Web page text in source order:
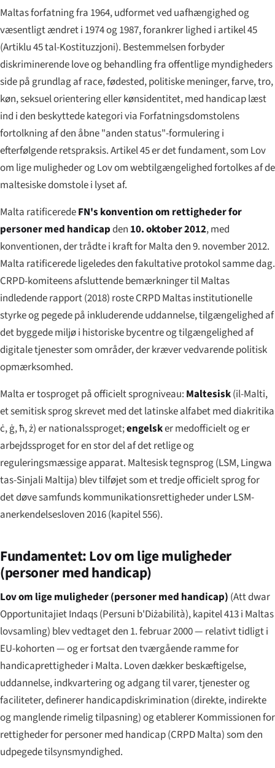
Maltas forfatning fra 1964, udformet ved uafhængighed og
væsentligt ændret i 1974 og 1987, forankrer lighed i artikel 45
(Artiklu 45 tal-Kostituzzjoni). Bestemmelsen forbyder
diskriminerende love og behandling fra offentlige myndigheders
side på grundlag af race, fødested, politiske meninger, farve, tro,
køn, seksuel orientering eller kønsidentitet, med handicap læst
ind i den beskyttede kategori via Forfatningsdomstolens
fortolkning af den åbne "anden status"-formulering i
efterfølgende retspraksis. Artikel 45 er det fundament, som Lov
om lige muligheder og Lov om webtilgængelighed fortolkes af de
maltesiske domstole i lyset af.
Malta ratificeredeFN's konvention om rettigheder for
personer med handicapden 10. oktober 2012, med
konventionen, der trådte i kraft for Malta den 9. november 2012.
Malta ratificerede ligeledes den fakultative protokol samme dag.
CRPD-komiteens afsluttende bemærkninger til Maltas
indledende rapport (2018) roste CRPD Maltas institutionelle
styrke og pegede på inkluderende uddannelse, tilgængelighed af
det byggede miljø i historiske bycentre og tilgængelighed af
digitale tjenester som områder, der kræver vedvarende politisk
opmærksomhed.
Malta er tosproget på officielt sprogniveau: Maltesisk(il-Malti,
et semitisk sprog skrevet med det latinske alfabet med diakritika
ċ, ġ, ħ, ż) er nationalssproget;engelsker medofficielt og er
arbejdssproget for en stor del af det retlige og
reguleringsmæssige apparat. Maltesisk tegnsprog (LSM,Lingwa
tas-Sinjali Maltija) blev tilføjet som et tredje officielt sprog for
det døve samfunds kommunikationsrettigheder under LSM-
anerkendelsesloven 2016 (kapitel 556).
Fundamentet: Lov om lige muligheder
(personer med handicap)
Lov om lige muligheder (personer med handicap) (Att dwar
Opportunitajiet Indaqs (Persuni b'Diżabilità), kapitel 413 i Maltas
lovsamling) blev vedtaget den 1. februar 2000 — relativt tidligt i
EU-kohorten — og er fortsat den tværgående ramme for
handicaprettigheder i Malta. Loven dækker beskæftigelse,
uddannelse, indkvartering og adgang til varer, tjenester og
faciliteter, definerer handicapdiskrimination (direkte, indirekte
og manglende rimelig tilpasning) og etablerer Kommissionen for
rettigheder for personer med handicap (CRPD Malta) som den
udpegede tilsynsmyndighed.